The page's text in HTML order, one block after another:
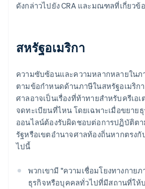
ดังกล่าวไปยัง CRA และมณฑลที่เกี่ยวข้
สหรัฐอเมริกา
ความซับซ้อนและความหลากหลายใน
ตามข้อกําหนดด้านภาษีในสหรัฐอเมริก
ศาลอาจเป็นเรื่องที่ท้าทายสำหรับครีเอ
จดทะเบียนที่ไหน โดยเฉพาะเมื่อขยายธุ
ออนไลน์ต้องรับผิดชอบต่อการปฏิบัติต
รัฐหรือเขตอํานาจศาลท้องถิ่นหากตรงกั
ไปนี้
พวกเขามี "ความเชื่อมโยงทางกาย
ธุรกิจหรือบุคคลทั่วไปที่มีสถานที่ให้